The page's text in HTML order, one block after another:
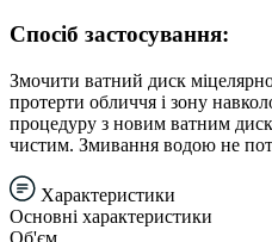
Спосіб застосування:
Змочити ватний диск
протерти обличчя і зону
процедуру з новим ватним
чистим. Змивання водою не
Характеристики
Основні характеристики